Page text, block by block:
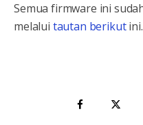
Semua firmware ini
melalui tautan berikutini.